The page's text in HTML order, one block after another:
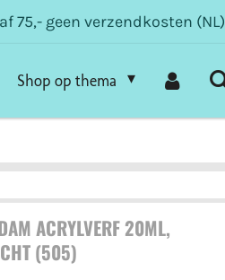
75,- geen verzendkosten (NL)
Shop op thema
ACRYLVERF 20ML,
(505)